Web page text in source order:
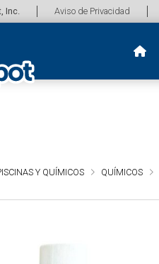
Inc. Aviso de Privacidad
Y QUÍMICOS QUÍMICOS